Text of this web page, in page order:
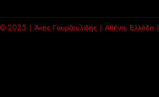
© 2025 | Άκης Γουρζουλίδης | Αθήνα, Ελλάδα |